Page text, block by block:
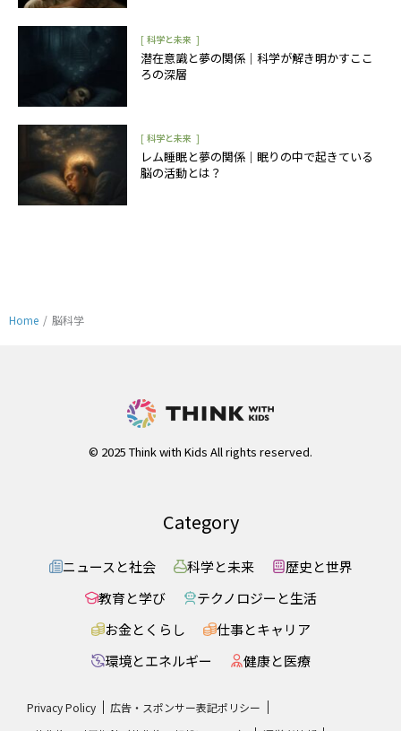
[ 科学と未来 ]
潜在意識と夢の関係｜科学が解き明かすここ
ろの深層
[ 科学と未来 ]
レム睡眠と夢の関係｜眠りの中で起きている
脳の活動とは？
Home / 脳科学
© 2025 Think with Kids All rights reserved.
Category
ニュースと社会 科学と未来
歴史と世界
教育と学び
テクノロジーと生活
お金とくらし
仕事とキャリア
環境とエネルギー
健康と医療
Privacy Policy
広告・スポンサー表記ポリシー